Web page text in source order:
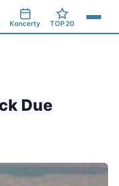
Koncerty TOP 20
Due